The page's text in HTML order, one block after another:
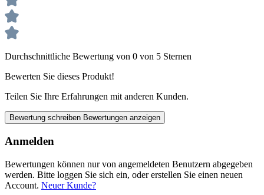
Durchschnittliche Bewertung von 0 von 5 Sternen
Bewerten Sie dieses Produkt!
Teilen Sie Ihre Erfahrungen mit anderen Kunden.
Bewertung schreiben Bewertungen anzeigen
Anmelden
Bewertungen können nur von angemeldeten Benutzern abgegeben
werden. Bitte loggen Sie sich ein, oder erstellen Sie einen neuen
Account. Neuer Kunde?